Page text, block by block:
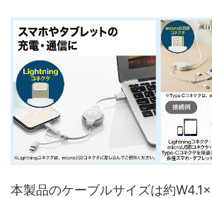
本製品のケーブルサイズは約